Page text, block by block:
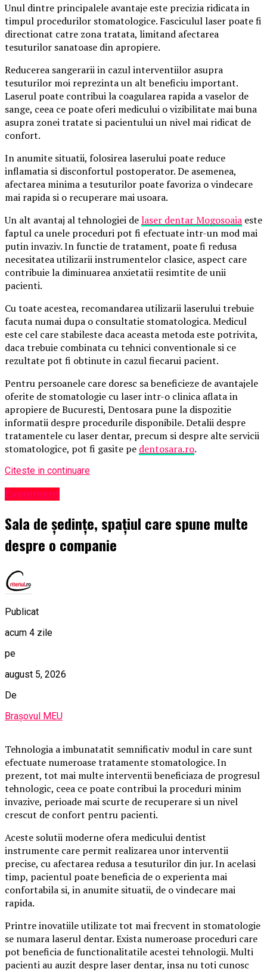
Unul dintre principalele avantaje este precizia ridicata in
timpul procedurilor stomatologice. Fasciculul laser poate fi
directionat catre zona tratata, limitand afectarea
tesuturilor sanatoase din apropiere.
Reducerea sangerarii in cazul interventiilor asupra
tesuturilor moi reprezinta un alt beneficiu important.
Laserul poate contribui la coagularea rapida a vaselor de
sange, ceea ce poate oferi medicului o vizibilitate mai buna
asupra zonei tratate si pacientului un nivel mai ridicat de
confort.
In anumite situatii, folosirea laserului poate reduce
inflamatia si disconfortul postoperator. De asemenea,
afectarea minima a tesuturilor poate favoriza o vindecare
mai rapida si o recuperare mai usoara.
Un alt avantaj al tehnologiei delaser dentar Mogosoaia este
faptul ca unele proceduri pot fi efectuate intr-un mod mai
putin invaziv. In functie de tratament, poate fi redusa
necesitatea utilizarii instrumentelor clasice, aspect care
contribuie la diminuarea anxietatii resimtite de unii
pacienti.
Cu toate acestea, recomandarea utilizarii laserului trebuie
facuta numai dupa o consultatie stomatologica. Medicul
este cel care stabileste daca aceasta metoda este potrivita,
daca trebuie combinata cu tehnici conventionale si ce
rezultate pot fi obtinute in cazul fiecarui pacient.
Pentru persoanele care doresc sa beneficieze de avantajele
oferite de stomatologie cu laser intr-o clinica aflata in
apropiere de Bucuresti, Dentosara pune la dispozitie
informatii despre procedurile disponibile. Detalii despre
tratamentele cu laser dentar, precum si despre alte servicii
stomatologice, pot fi gasite pe dentosara.ro.
Citeste in continuare
Eveniment
Sala de ședințe, spațiul care spune multe
despre o companie
Publicat
acum 4 zile
pe
august 5, 2026
De
Brașovul MEU
Tehnologia a imbunatatit semnificativ modul in care sunt
efectuate numeroase tratamente stomatologice. In
prezent, tot mai multe interventii beneficiaza de progresul
tehnologic, ceea ce poate contribui la proceduri minim
invazive, perioade mai scurte de recuperare si un nivel
crescut de confort pentru pacienti.
Aceste solutii moderne ofera medicului dentist
instrumente care permit realizarea unor interventii
precise, cu afectarea redusa a tesuturilor din jur. In acelasi
timp, pacientul poate beneficia de o experienta mai
confortabila si, in anumite situatii, de o vindecare mai
rapida.
Printre inovatiile utilizate tot mai frecvent in stomatologie
se numara laserul dentar. Exista numeroase proceduri care
pot beneficia de functionalitatile acestei tehnologii. Multi
pacienti au auzit despre laser dentar, insa nu toti cunosc